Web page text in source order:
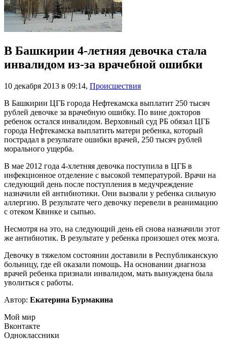
В Башкирии 4-летняя девочка стала
инвалидом из-за врачебной ошибки
10 декабря 2013 в 09:14, Происшествия
В Башкирии ЦГБ города Нефтекамска выплатит 250 тысяч
рублей девочке за врачебную ошибку. По вине докторов
ребенок остался инвалидом. Верховный суд РБ обязал ЦГБ
города Нефтекамска выплатить матери ребенка, который
пострадал в результате ошибки врачей, 250 тысяч рублей
морального ущерба.
В мае 2012 года 4-хлетняя девочка поступила в ЦГБ в
инфекционное отделение с высокой температурой. Врачи на
следующий день после поступления в медучреждение
назначили ей антибиотики. Они вызвали у ребенка сильную
аллергию. В результате чего девочку перевели в реанимацию
с отеком Квинке и сыпью.
Несмотря на это, на следующий день ей снова назначили этот
же антибиотик. В результате у ребенка произошел отек мозга.
Девочку в тяжелом состоянии доставили в Республиканскую
больницу, где ей оказали помощь. На основании диагноза
врачей ребенка признали инвалидом, мать вынуждена была
уволиться с работы.
Автор: Екатерина Бурмакина
Мой мир
Вконтакте
Одноклассники